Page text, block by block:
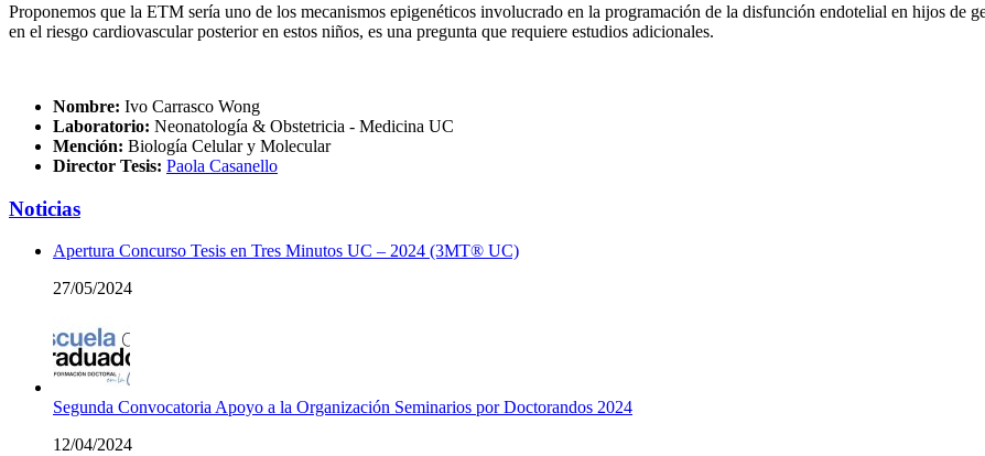
Proponemos que la ETM sería uno de los mecanismos epigenéticos involucrado en la programación de la disfunción endotelial en hijos de
en el riesgo cardiovascular posterior en estos niños, es una pregunta que requiere estudios adicionales.
Nombre: Ivo Carrasco Wong
Laboratorio: Neonatología & Obstetricia - Medicina UC
Mención: Biología Celular y Molecular
Director Tesis: Paola Casanello
Noticias
Apertura Concurso Tesis en Tres Minutos UC – 2024 (3MT® UC)
27/05/2024
Segunda Convocatoria Apoyo a la Organización Seminarios por Doctorandos 2024
12/04/2024